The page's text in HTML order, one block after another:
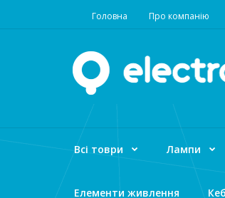
Головна Про компанію
Всі товри Лампи
Елементи живлення